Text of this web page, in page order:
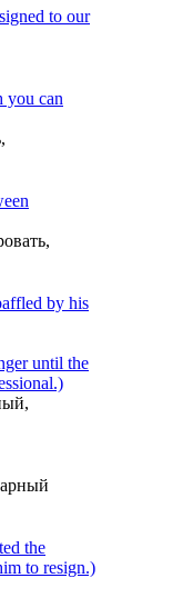
to our
you can
by his
until the
the
to resign.)